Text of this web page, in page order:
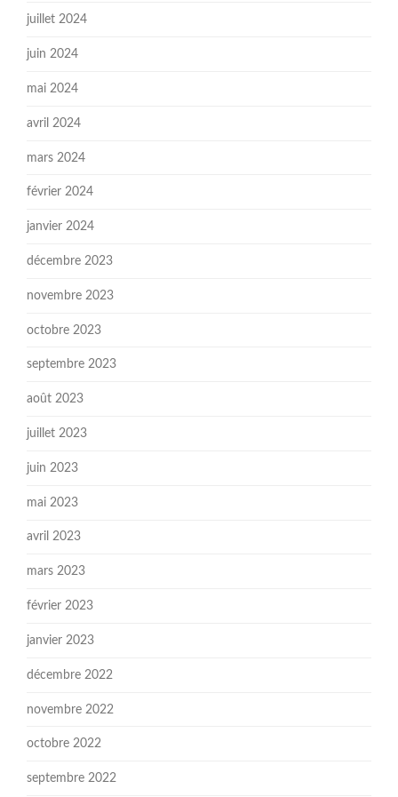
juillet 2024
juin 2024
mai 2024
avril 2024
mars 2024
février 2024
janvier 2024
décembre 2023
novembre 2023
octobre 2023
septembre 2023
août 2023
juillet 2023
juin 2023
mai 2023
avril 2023
mars 2023
février 2023
janvier 2023
décembre 2022
novembre 2022
octobre 2022
septembre 2022